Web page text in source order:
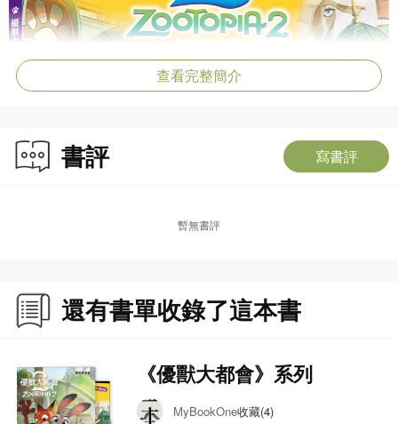
查看完整簡介
書評 寫書評
暫無書評
還有書單收錄了這本書
《優獸大都會》系列
MyBookOne收藏(4)